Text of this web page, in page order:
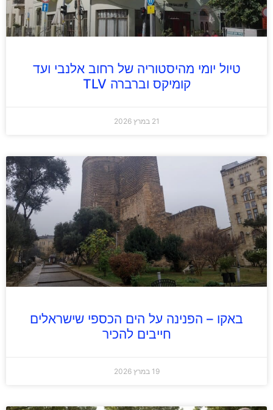
טיול יומי מהיסטוריה של רחוב אלנבי ועד
קומיקס וברברה TLV
21 במרץ 2026
באקו – הפנינה על הים הכספי שישראלים
חייבים להכיר
19 במרץ 2026